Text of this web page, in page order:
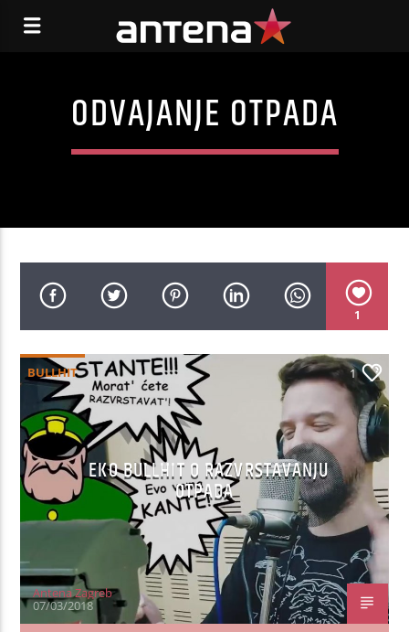
ODVAJANJE OTPADA
1
BULLHIT 1
EKO BULLHIT O RAZVRSTAVANJU
OTPADA
Antena Zagreb
07/03/2018